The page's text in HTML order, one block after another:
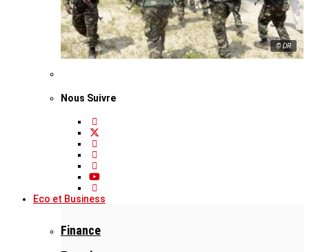
© DR
Nous Suivre
Eco et Business
Finance